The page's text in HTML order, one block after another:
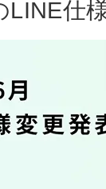
LINE仕